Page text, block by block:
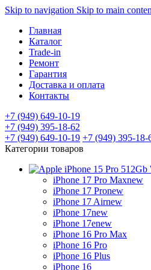
Skip to navigation Skip to main
Главная
Каталог
Trade-in
Ремонт
Гарантия
Доставка и оплата
Контакты
+7 (949) 649-10-19
+7 (949) 395-18-62
+7 (949) 649-10-19 +7 (949) 395-18-
Категории товаров
iPhone 17 Pro Maxnew
iPhone 17 Pronew
iPhone 17 Airnew
iPhone 17new
iPhone 17enew
iPhone 16 Pro Max
iPhone 16 Pro
iPhone 16 Plus
iPhone 16